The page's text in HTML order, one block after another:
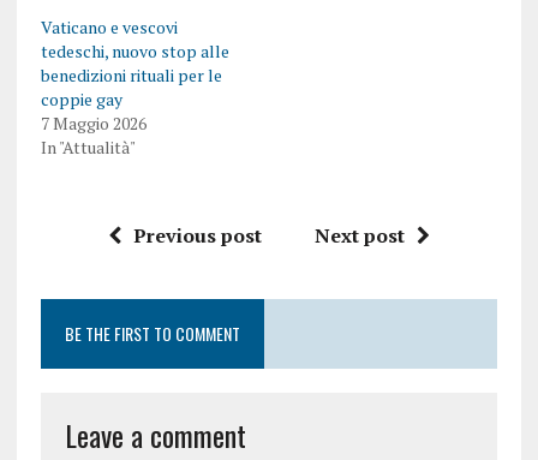
Vaticano e vescovi
tedeschi, nuovo stop alle
benedizioni rituali per le
coppie gay
7 Maggio 2026
In "Attualità"
Previous post Next post
BE THE FIRST TO COMMENT
Leave a comment